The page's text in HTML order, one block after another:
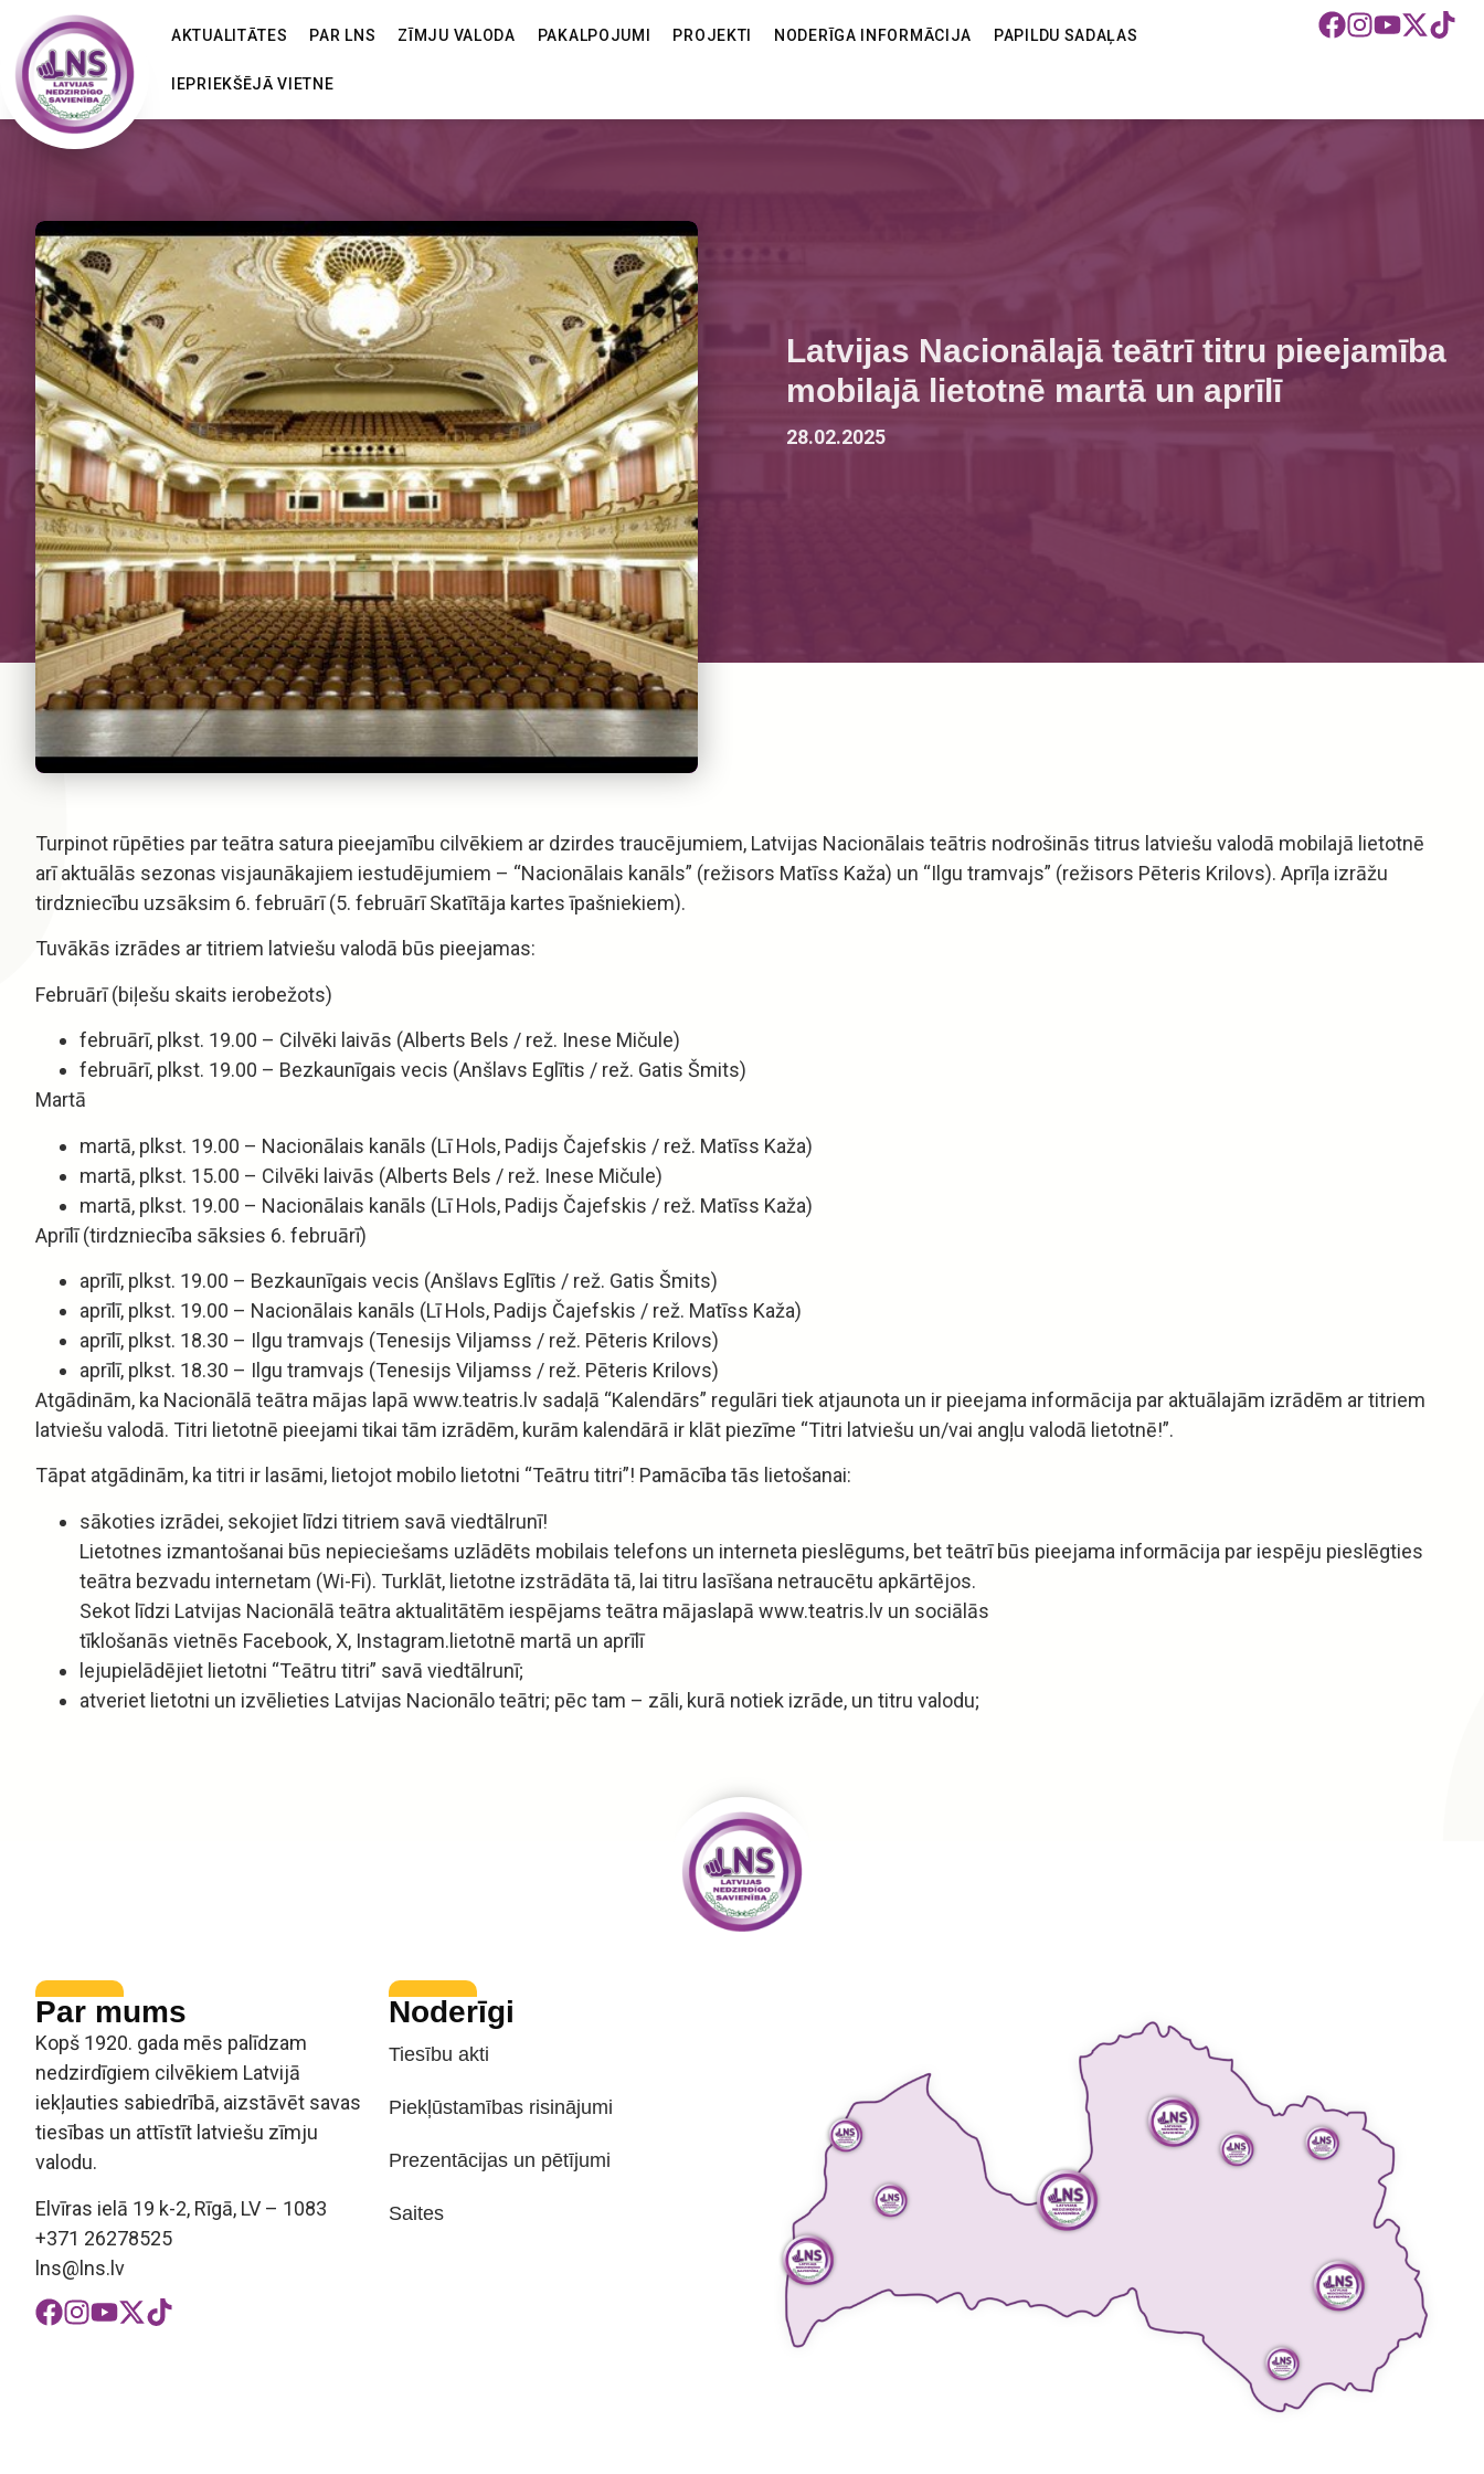
AKTUALITĀTES PAR LNS ZĪMJU VALODA PAKALPOJUMI PROJEKTI NODERĪGA INFORMĀCIJA PAPILDU SADAĻAS
IEPRIEKŠĒJĀ VIETNE
Latvijas Nacionālajā teātrī titru pieejamība
mobilajā lietotnē martā un aprīlī
28.02.2025
Turpinot rūpēties par teātra satura pieejamību cilvēkiem ar dzirdes traucējumiem, Latvijas Nacionālais teātris nodrošinās titrus latviešu valodā mobilajā lietotnē
arī aktuālās sezonas visjaunākajiem iestudējumiem – “Nacionālais kanāls” (režisors Matīss Kaža) un “Ilgu tramvajs” (režisors Pēteris Krilovs). Aprīļa izrāžu
tirdzniecību uzsāksim 6. februārī (5. februārī Skatītāja kartes īpašniekiem).
Tuvākās izrādes ar titriem latviešu valodā būs pieejamas:
Februārī (biļešu skaits ierobežots)
februārī, plkst. 19.00 – Cilvēki laivās (Alberts Bels / rež. Inese Mičule)
februārī, plkst. 19.00 – Bezkaunīgais vecis (Anšlavs Eglītis / rež. Gatis Šmits)
Martā
martā, plkst. 19.00 – Nacionālais kanāls (Lī Hols, Padijs Čajefskis / rež. Matīss Kaža)
martā, plkst. 15.00 – Cilvēki laivās (Alberts Bels / rež. Inese Mičule)
martā, plkst. 19.00 – Nacionālais kanāls (Lī Hols, Padijs Čajefskis / rež. Matīss Kaža)
Aprīlī (tirdzniecība sāksies 6. februārī)
aprīlī, plkst. 19.00 – Bezkaunīgais vecis (Anšlavs Eglītis / rež. Gatis Šmits)
aprīlī, plkst. 19.00 – Nacionālais kanāls (Lī Hols, Padijs Čajefskis / rež. Matīss Kaža)
aprīlī, plkst. 18.30 – Ilgu tramvajs (Tenesijs Viljamss / rež. Pēteris Krilovs)
aprīlī, plkst. 18.30 – Ilgu tramvajs (Tenesijs Viljamss / rež. Pēteris Krilovs)
Atgādinām, ka Nacionālā teātra mājas lapā www.teatris.lv sadaļā “Kalendārs” regulāri tiek atjaunota un ir pieejama informācija par aktuālajām izrādēm ar titriem
latviešu valodā. Titri lietotnē pieejami tikai tām izrādēm, kurām kalendārā ir klāt piezīme “Titri latviešu un/vai angļu valodā lietotnē!”.
Tāpat atgādinām, ka titri ir lasāmi, lietojot mobilo lietotni “Teātru titri”! Pamācība tās lietošanai:
sākoties izrādei, sekojiet līdzi titriem savā viedtālrunī!
Lietotnes izmantošanai būs nepieciešams uzlādēts mobilais telefons un interneta pieslēgums, bet teātrī būs pieejama informācija par iespēju pieslēgties
teātra bezvadu internetam (Wi-Fi). Turklāt, lietotne izstrādāta tā, lai titru lasīšana netraucētu apkārtējos.
Sekot līdzi Latvijas Nacionālā teātra aktualitātēm iespējams teātra mājaslapā www.teatris.lv un sociālās
tīklošanās vietnēs Facebook, X, Instagram.lietotnē martā un aprīlī
lejupielādējiet lietotni “Teātru titri” savā viedtālrunī;
atveriet lietotni un izvēlieties Latvijas Nacionālo teātri; pēc tam – zāli, kurā notiek izrāde, un titru valodu;
Par mums
Kopš 1920. gada mēs palīdzam
nedzirdīgiem cilvēkiem Latvijā
iekļauties sabiedrībā, aizstāvēt savas
tiesības un attīstīt latviešu zīmju
valodu.
Elvīras ielā 19 k-2, Rīgā, LV – 1083
+371 26278525
lns@lns.lv
Noderīgi
Tiesību akti
Piekļūstamības risinājumi
Prezentācijas un pētījumi
Saites